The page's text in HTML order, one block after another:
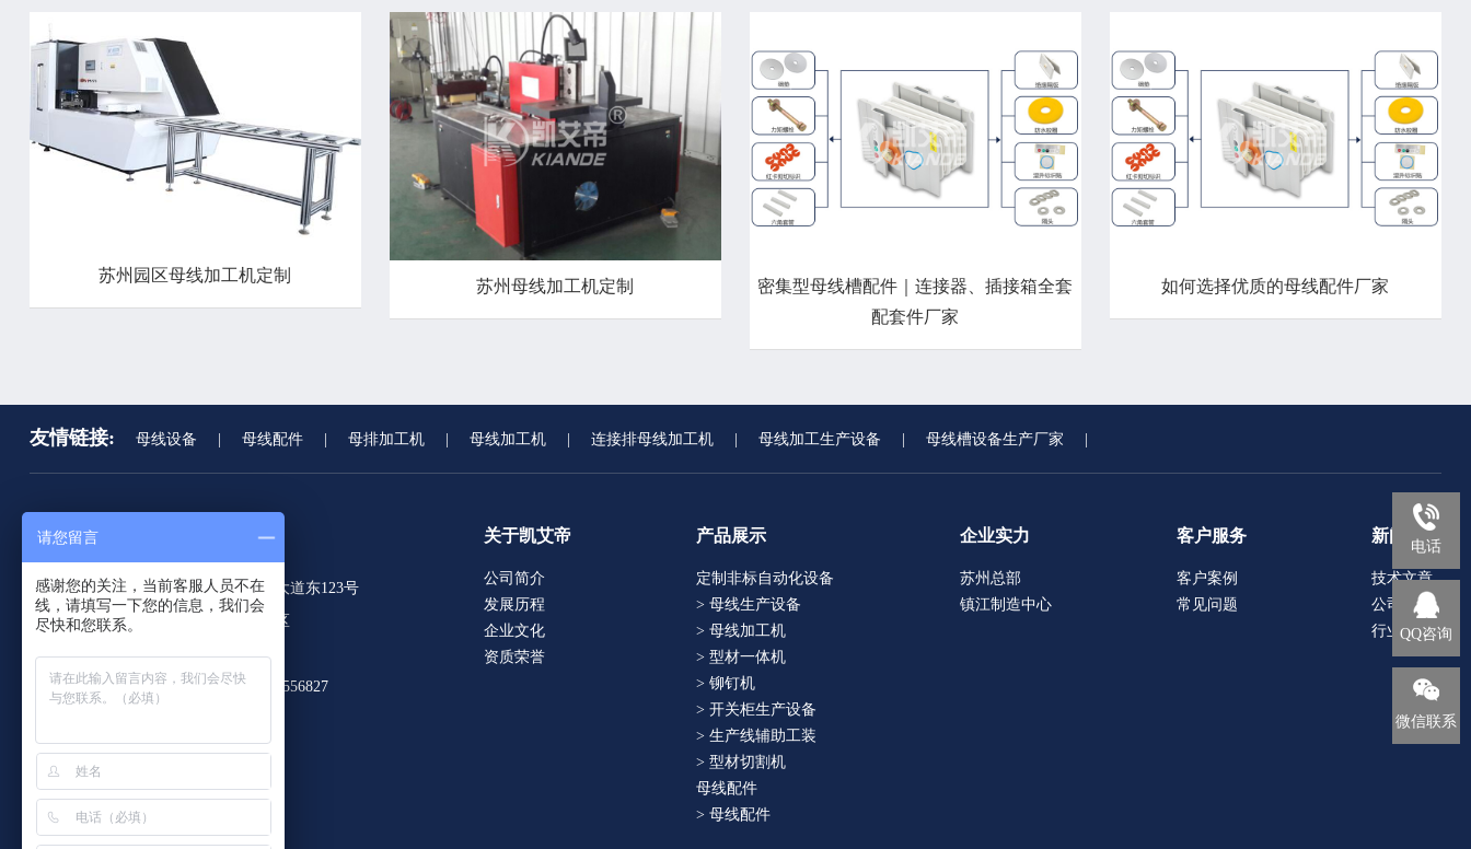
苏州园区母线加工机定制
苏州母线加工机定制
密集型母线槽配件｜连接器、插接箱全套
配套件厂家
如何选择优质的母线配件厂家
友情链接: 母线设备 母线配件 母排加工机 母线加工机 连接排母线加工机 母线加工生产设备 母线槽设备生产厂家
联系我们
总部地址：江苏省苏州工业园区苏州大道东123号
工厂地址：江苏省扬中市二桥工业园区
E-mail：fanwy@kiande.cn
电话：+86-512-62994177-8036 / 18115556827
关于凯艾帝
公司简介
发展历程
企业文化
资质荣誉
产品展示
定制非标自动化设备
> 母线生产设备
> 母线加工机
> 型材一体机
> 铆钉机
> 开关柜生产设备
> 生产线辅助工装
> 型材切割机
母线配件
> 母线配件
企业实力
苏州总部
镇江制造中心
客户服务
客户案例
常见问题
新闻中心
技术文章
公司新闻
行业动态
电话
QQ咨询
微信联系
请您留言
感谢您的关注，当前客服人员不在
线，请填写一下您的信息，我们会
尽快和您联系。